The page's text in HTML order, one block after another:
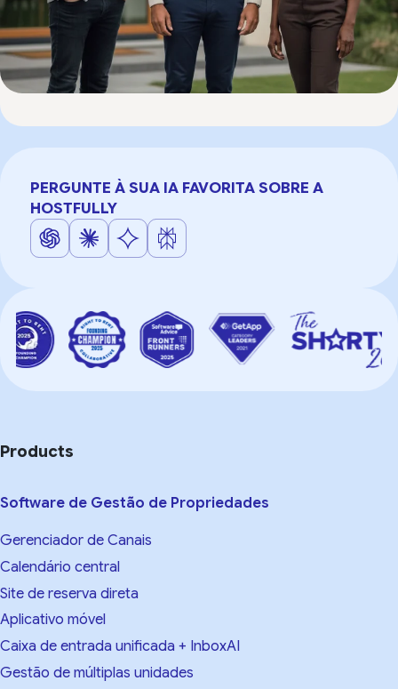
PERGUNTE À SUA IA FAVORITA SOBRE A
HOSTFULLY
Products
Software de Gestão de Propriedades
Gerenciador de Canais
Calendário central
Site de reserva direta
Aplicativo móvel
Caixa de entrada unificada + InboxAI
Gestão de múltiplas unidades